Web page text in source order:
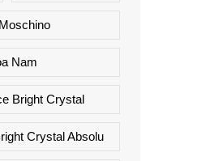
Nam
Bright Crystal
Crystal Absolu